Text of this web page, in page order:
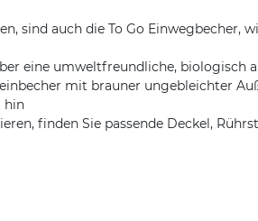
sind auch die To Go Einwegbecher,
eine umweltfreundliche, biologisch
mit brauner ungebleichter
hin
finden Sie passende Deckel,